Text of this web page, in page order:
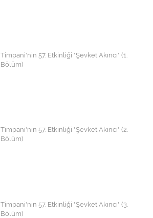
Timpani'nin 57. Etkinliği "Şevket Akıncı" (1.
Bölüm)
Timpani'nin 57. Etkinliği "Şevket Akıncı" (2.
Bölüm)
Timpani'nin 57. Etkinliği "Şevket Akıncı" (3.
Bölüm)